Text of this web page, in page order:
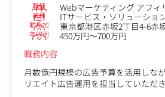
＜具体的な業務内容＞
・SNSを活用した認知拡大／販売促
企画・進行管理
・有名人・著名人を起点としたプロ
・切り取り動画・UGC・広告クリエ
計
職種 Webマーケティング アフィ
業種 ITサービス・ソリューショ
勤務地 東京都港区赤坂2丁目4-6赤
年収例
450万円～700万円
職務内容
月数億円規模の広告予算を活用しな
リエイト広告運用を担当していただき